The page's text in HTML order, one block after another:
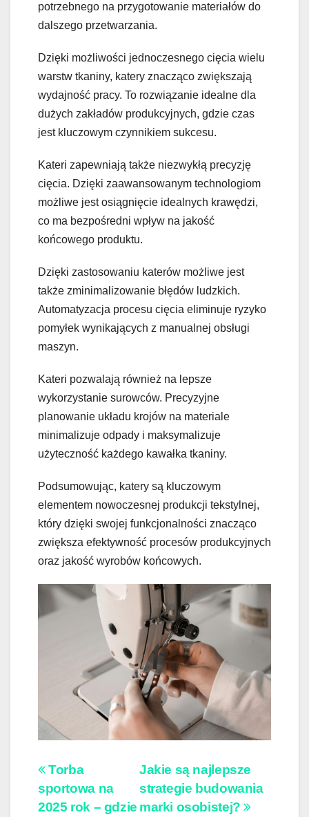
potrzebnego na przygotowanie materiałów do
dalszego przetwarzania.
Dzięki możliwości jednoczesnego cięcia wielu
warstw tkaniny, katery znacząco zwiększają
wydajność pracy. To rozwiązanie idealne dla
dużych zakładów produkcyjnych, gdzie czas
jest kluczowym czynnikiem sukcesu.
Kateri zapewniają także niezwykłą precyzję
cięcia. Dzięki zaawansowanym technologiom
możliwe jest osiągnięcie idealnych krawędzi,
co ma bezpośredni wpływ na jakość
końcowego produktu.
Dzięki zastosowaniu katerów możliwe jest
także zminimalizowanie błędów ludzkich.
Automatyzacja procesu cięcia eliminuje ryzyko
pomyłek wynikających z manualnej obsługi
maszyn.
Kateri pozwalają również na lepsze
wykorzystanie surowców. Precyzyjne
planowanie układu krojów na materiale
minimalizuje odpady i maksymalizuje
użyteczność każdego kawałka tkaniny.
Podsumowując, katery są kluczowym
elementem nowoczesnej produkcji tekstylnej,
który dzięki swojej funkcjonalności znacząco
zwiększa efektywność procesów produkcyjnych
oraz jakość wyrobów końcowych.
Nawigacja
wpisu
Jakie są najlepsze
strategie budowania
marki osobistej?
Torba
sportowa na
2025 rok – gdzie